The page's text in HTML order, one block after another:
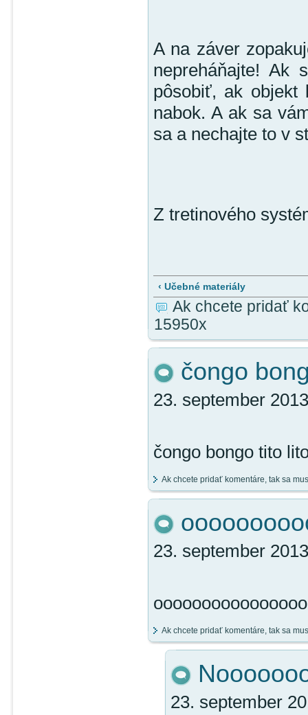
A na záver
nepreháňajte! Ak
pôsobiť, ak objekt
nabok. A ak sa
sa a nechajte to v
Z tretinového
‹ Učebné materiály
Ak chcete pridať
15950x
čongo
23. september
čongo bongo tito
Ak chcete pridať komentáre, tak sa
23. september
Ak chcete pridať komentáre, tak sa
23. september